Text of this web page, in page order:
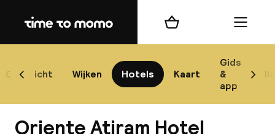
Home
Overzicht Wijken Hotels Kaart
Gids
&
app
Scroll naar links
Winkelmand Menu
Oriente Atiram Hotel